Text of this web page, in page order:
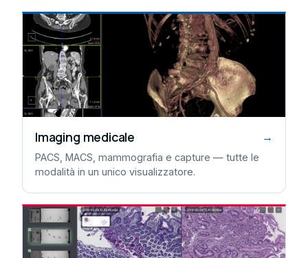
Imaging medicale →
PACS, MACS, mammografia e capture — tutte le
modalità in un unico visualizzatore.